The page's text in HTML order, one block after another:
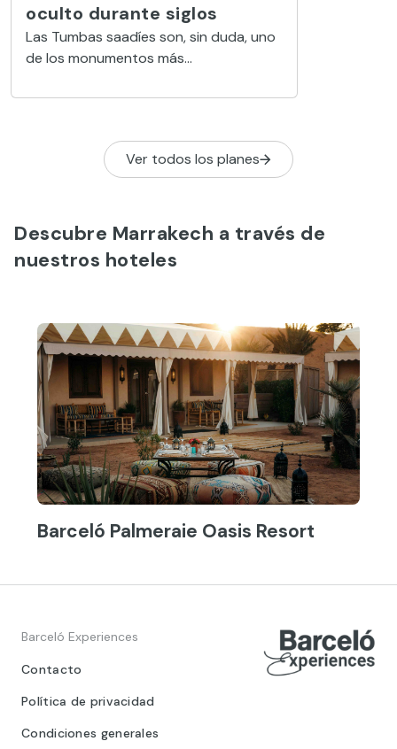
oculto durante siglos
Las Tumbas saadíes son, sin duda, uno
de los monumentos más
su magnífica ornamentación y carácter
Ver todos los planes
Descubre Marrakech a través de
nuestros hoteles
Barceló Palmeraie Oasis Resort
Barceló Experiences
Contacto
Política de privacidad
Condiciones generales